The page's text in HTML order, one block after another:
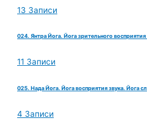
13 Записи
024. Янтра Йога. Йога зрительного
11 Записи
025. Нада Йога. Йога восприятия звука. Йога
4 Записи